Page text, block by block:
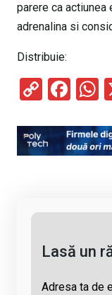
parere ca
adrenalina si
Distribuie:
C
py
Li
F
ce
b
s
Lasă un
Adresa ta de